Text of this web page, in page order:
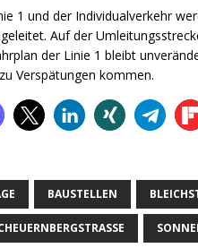
1 und der Individualverkehr
Auf der
der Linie 1 bleibt
Verspätungen kommen.
BAUSTELLEN